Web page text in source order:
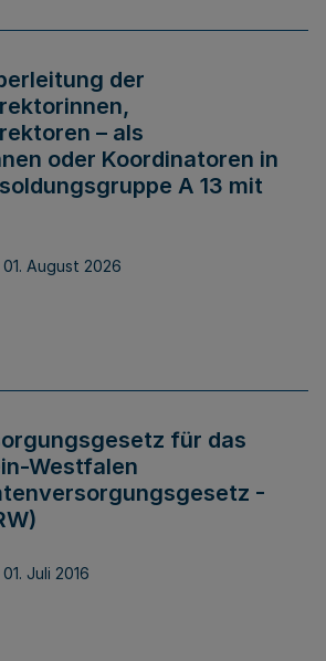
der
– als
oder Koordinatoren in
A 13 mit
August 2026
für das
Westfalen
-
Juli 2016